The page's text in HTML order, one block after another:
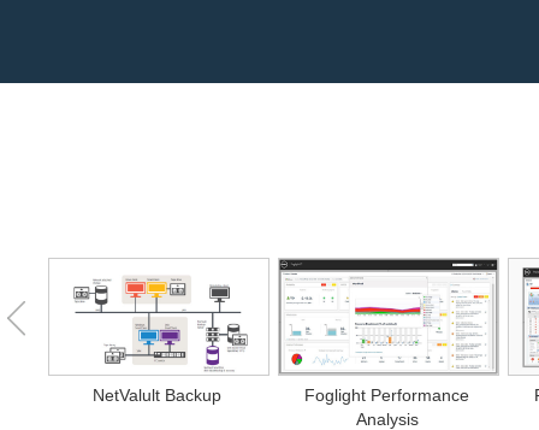
NetValult Backup
Foglight Performance
Analysis